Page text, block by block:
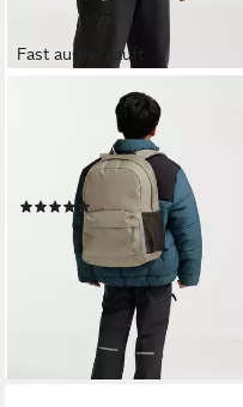
Fast ausverkauft
JACK WOLFSKIN
Kinderrucksack REBEL PACK
25, Kinderrucksack, robust,
vielseitig
(1)
28,99 € UVP55,00 €
lieferbar - in 1-2 Werktagen bei dir